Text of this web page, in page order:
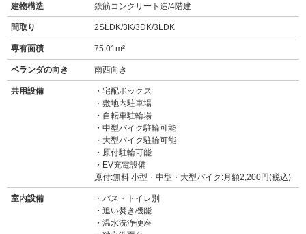
建物構造 鉄筋コンクリート造/4階建
間取り 2SLDK/3K/3DK/3LDK
専有面積 75.01m²
ベランダの向き 南西向き
共用設備
宅配ボックス
敷地内駐車場
自転車駐輪場
中型バイク駐輪可能
大型バイク駐輪可能
原付駐輪可能
EV充電設備
原付:無料 小型・中型・大型バイク:月額2,200円(税込)
室内設備
バス・トイレ別
追い焚き機能
温水洗浄便座